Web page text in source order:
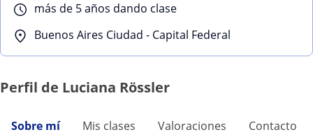
más de 5 años dando clase
Buenos Aires Ciudad - Capital Federal
Perfil de Luciana Rössler
Sobre mí Mis clases Valoraciones Contacto